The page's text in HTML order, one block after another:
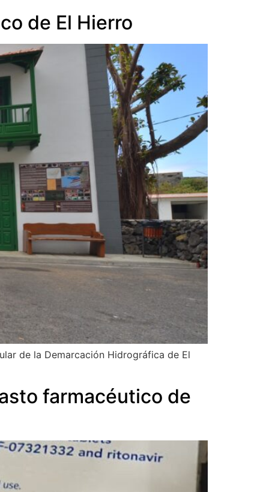
de El Hierro
de la Demarcación Hidrográfica de El
farmacéutico de